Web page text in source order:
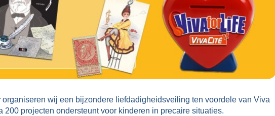
organiseren wij een bijzondere liefdadigheidsveiling ten voordele van Viva
200 projecten ondersteunt voor kinderen in precaire situaties.